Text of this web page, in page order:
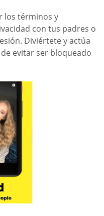
los términos y
con tus padres o
Diviértete y actúa
evitar ser bloqueado